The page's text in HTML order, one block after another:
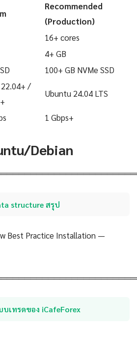
Recommended
(Production)
16+ cores
4+ GB
100+ GB NVMe SSD
/
Ubuntu 24.04 LTS
1 Gbps+
Debian
structure สรุป
Best Practice Installation —
บเทรดของ iCafeForex